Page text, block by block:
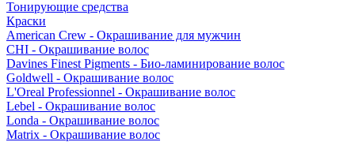
Тонирующие средства
Краски
American Crew - Окрашивание для мужчин
CHI - Окрашивание волос
Davines Finest Pigments - Био-ламинирование волос
Goldwell - Окрашивание волос
L'Oreal Professionnel - Окрашивание волос
Lebel - Окрашивание волос
Londa - Окрашивание волос
Matrix - Окрашивание волос